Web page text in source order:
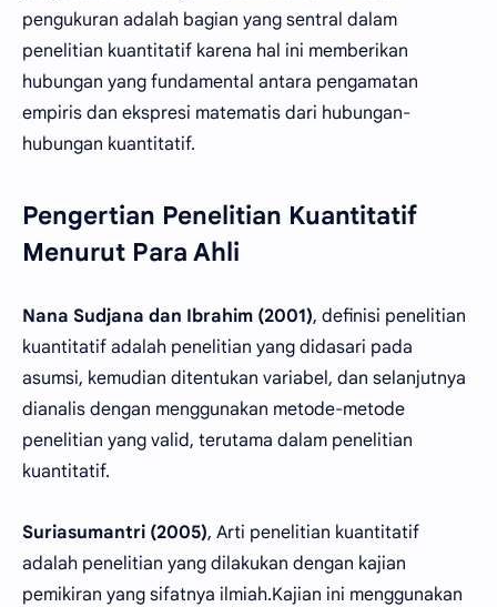
pengukuran adalah bagian yang sentral dalam
penelitian kuantitatif karena hal ini memberikan
hubungan yang fundamental antara pengamatan
empiris dan ekspresi matematis dari hubungan-
hubungan kuantitatif.
Pengertian Penelitian Kuantitatif
Menurut Para Ahli
Nana Sudjana dan Ibrahim (2001), definisi penelitian
kuantitatif adalah penelitian yang didasari pada
asumsi, kemudian ditentukan variabel, dan selanjutnya
dianalis dengan menggunakan metode-metode
penelitian yang valid, terutama dalam penelitian
kuantitatif.
Suriasumantri (2005), Arti penelitian kuantitatif
adalah penelitian yang dilakukan dengan kajian
pemikiran yang sifatnya ilmiah.Kajian ini menggunakan